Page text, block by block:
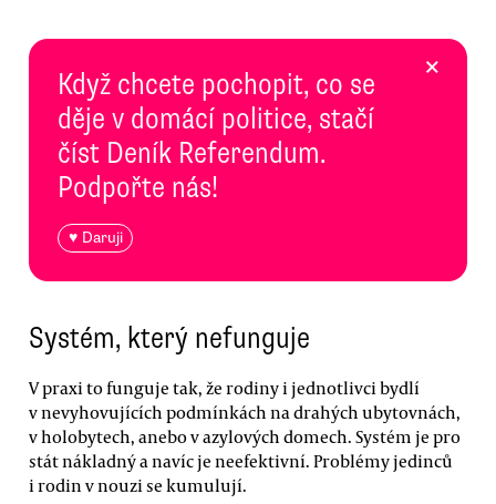
Když chcete pochopit, co se
děje v domácí politice, stačí
číst Deník Referendum.
Podpořte nás!
♥ Daruji
×
Systém, který nefunguje
V praxi to funguje tak, že rodiny i jednotlivci bydlí
v nevyhovujících podmínkách na drahých ubytovnách,
v holobytech, anebo v azylových domech. Systém je pro
stát nákladný a navíc je neefektivní. Problémy jedinců
i rodin v nouzi se kumulují.